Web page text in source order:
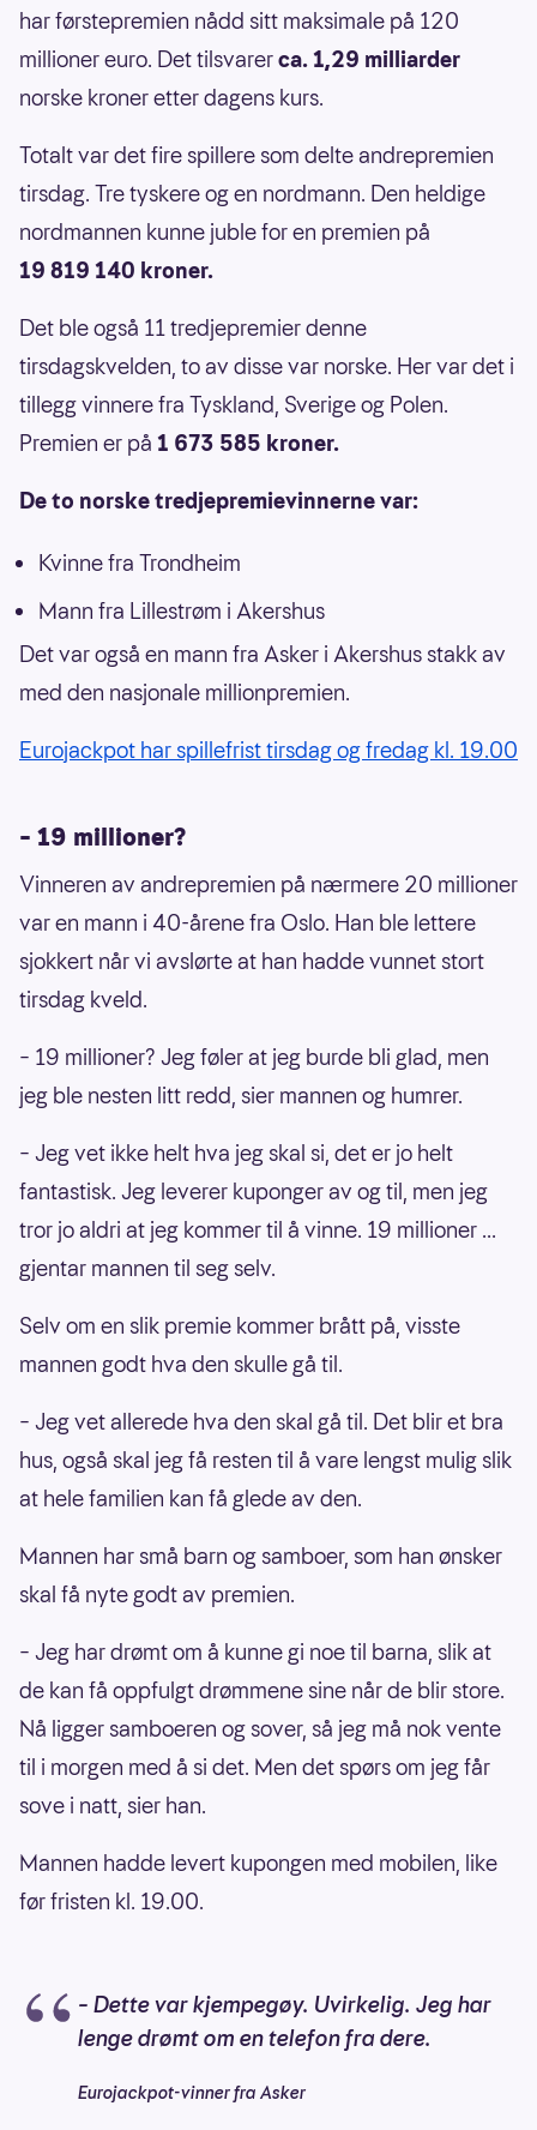
har førstepremien nådd sitt maksimale på 120
millioner euro. Det tilsvarerca. 1,29 milliarder
norske kroner etter dagens kurs.
Totalt var det fire spillere som delte andrepremien
tirsdag. Tre tyskere og en nordmann. Den heldige
nordmannen kunne juble for en premien på
19 819 140 kroner.
Det ble også 11 tredjepremier denne
tirsdagskvelden, to av disse var norske. Her var det i
tillegg vinnere fra Tyskland, Sverige og Polen.
Premien er på 1 673 585 kroner.
De to norske tredjepremievinnerne var:
Kvinne fra Trondheim
Mann fra Lillestrøm i Akershus
Det var også en mann fra Asker i Akershus stakk av
med den nasjonale millionpremien.
Eurojackpot har spillefrist tirsdag og fredag kl. 19.00
– 19 millioner?
Vinneren av andrepremien på nærmere 20 millioner
var en mann i 40-årene fra Oslo. Han ble lettere
sjokkert når vi avslørte at han hadde vunnet stort
tirsdag kveld.
– 19 millioner? Jeg føler at jeg burde bli glad, men
jeg ble nesten litt redd, sier mannen og humrer.
– Jeg vet ikke helt hva jeg skal si, det er jo helt
fantastisk. Jeg leverer kuponger av og til, men jeg
tror jo aldri at jeg kommer til å vinne. 19 millioner ...
gjentar mannen til seg selv.
Selv om en slik premie kommer brått på, visste
mannen godt hva den skulle gå til.
– Jeg vet allerede hva den skal gå til. Det blir et bra
hus, også skal jeg få resten til å vare lengst mulig slik
at hele familien kan få glede av den.
Mannen har små barn og samboer, som han ønsker
skal få nyte godt av premien.
– Jeg har drømt om å kunne gi noe til barna, slik at
de kan få oppfulgt drømmene sine når de blir store.
Nå ligger samboeren og sover, så jeg må nok vente
til i morgen med å si det. Men det spørs om jeg får
sove i natt, sier han.
Mannen hadde levert kupongen med mobilen, like
før fristen kl. 19.00.
– Dette var kjempegøy. Uvirkelig. Jeg har
lenge drømt om en telefon fra dere.
Eurojackpot-vinner fra Asker